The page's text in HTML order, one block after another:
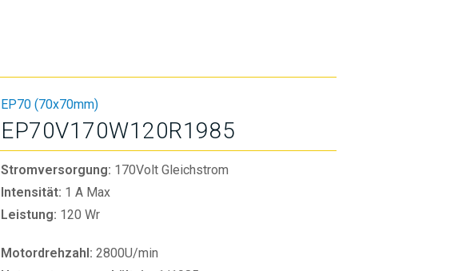
EP70 (70x70mm)
EP70V170W120R1985
Stromversorgung: 170Volt Gleichstrom
Intensität: 1 A Max
Leistung: 120 Wr
Motordrehzahl: 2800U/min